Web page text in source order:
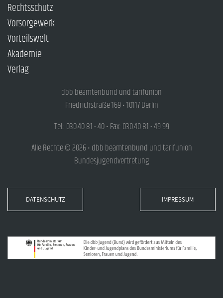
Rechtsschutz
Vorsorgewerk
Vorteilswelt
Akademie
Verlag
dbb beamtenbund und tarifunion
Friedrichstraße 169 • 10117 Berlin
Tel.: 030.40 81 - 40 • Fax: 030.40 81 - 49 99
Alle Rechte © 2026 • dbb beamtenbund und tarifunion
Bundesjugendvertretung
DATENSCHUTZ IMPRESSUM